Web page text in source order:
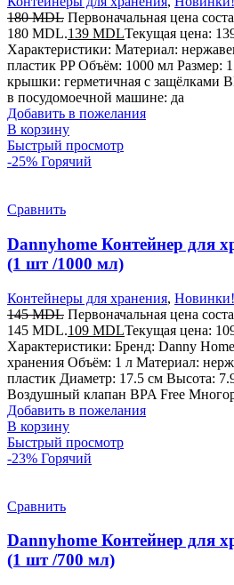
180MDL Первоначальная цена
180 MDL.139 MDLТекущая цена:
Характеристики: Материал:
пластик PP Объём: 1000 мл Размер:
крышки: герметичная с защёлками
в посудомоечной машине: да
Добавить в пожелания
В корзину
Быстрый просмотр
-25% Горячий
Сравнить
Dannyhome Контейнер для
(1 шт /1000 мл)
Контейнеры для хранения, Новинки!
145MDL Первоначальная цена
145 MDL.109 MDLТекущая цена:
Характеристики: Бренд: Danny
хранения Объём: 1 л Материал:
пластик Диаметр: 17.5 см Высота:
Воздушный клапан BPA Free
Добавить в пожелания
В корзину
Быстрый просмотр
-23% Горячий
Сравнить
Dannyhome Контейнер для
(1 шт /700 мл)